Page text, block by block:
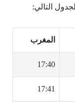
المغرب
17:40
17:41